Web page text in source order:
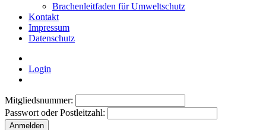
Brachenleitfaden für Umweltschutz
Kontakt
Impressum
Datenschutz
Login
Mitgliedsnummer:
Passwort oder Postleitzahl:
Anmelden